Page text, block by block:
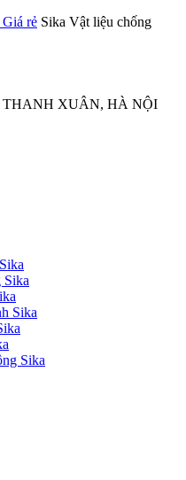
Sika Vật liệu chống
XUÂN, HÀ NỘI
Sika
Sika
Sika